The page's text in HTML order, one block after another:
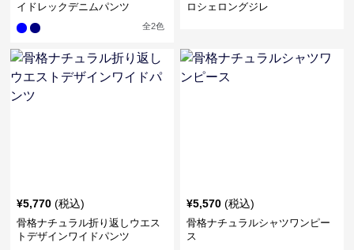
イドレックデニムパンツ
全2色
ロシェロングジレ
¥5,770 (税込)
骨格ナチュラル折り返しウエス
トデザインワイドパンツ
¥5,570 (税込)
骨格ナチュラルシャツワンピー
ス